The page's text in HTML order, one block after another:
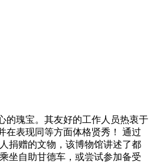
的瑰宝。其友好的工作人员热衷于
在表现同等方面体格贤秀！ 通过
捐赠的文物，该博物馆讲述了都
坐自助甘德车，或尝试参加备受